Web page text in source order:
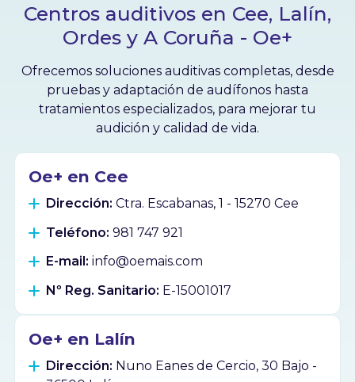
Centros auditivos en Cee, Lalín,
Ordes y A Coruña - Oe+
Ofrecemos soluciones auditivas completas, desde
pruebas y adaptación de audífonos hasta
tratamientos especializados, para mejorar tu
audición y calidad de vida.
Oe+ en Cee
Dirección: Ctra. Escabanas, 1 - 15270 Cee
Teléfono: 981 747 921
E-mail: info@oemais.com
Nº Reg. Sanitario: E-15001017
Oe+ en Lalín
Dirección: Nuno Eanes de Cercio, 30 Bajo -